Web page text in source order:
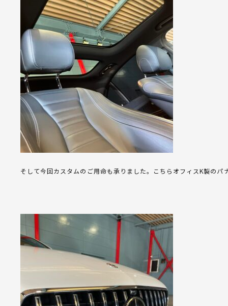
そして今回カスタムのご用命も承りました。こちらオフィスK製のパ